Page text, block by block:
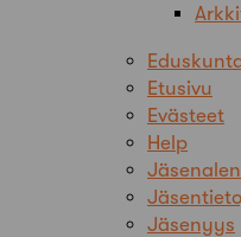
Etusivu
Evästeet
Help
Jäsenyys